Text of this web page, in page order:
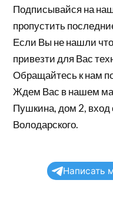
Подписывайся на
пропустить
Если Вы не нашли
привезти для Вас
Обращайтесь к нам
Ждем Вас в нашем
Пушкина, дом 2,
Володарского.
Написать